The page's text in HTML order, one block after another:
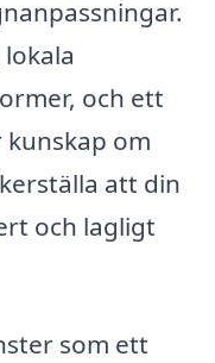
och ett
om
att din
och lagligt
som ett